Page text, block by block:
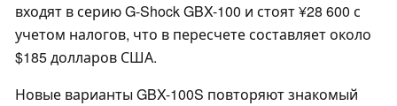
входят в серию G-Shock GBX-100 и стоят ¥28 600 с
учетом налогов, что в пересчете составляет около
$185 долларов США.
Новые варианты GBX-100S повторяют знакомый